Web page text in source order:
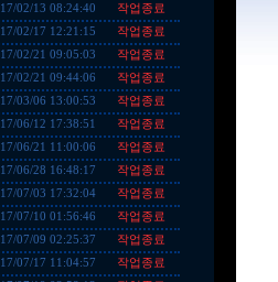
17/02/13 08:24:40
작업종료
17/02/17 12:21:15
작업종료
17/02/21 09:05:03
작업종료
17/02/21 09:44:06
작업종료
17/03/06 13:00:53
작업종료
17/06/12 17:38:51
작업종료
17/06/21 11:00:06
작업종료
17/06/28 16:48:17
작업종료
17/07/03 17:32:04
작업종료
17/07/10 01:56:46
작업종료
17/07/09 02:25:37
작업종료
17/07/17 11:04:57
작업종료